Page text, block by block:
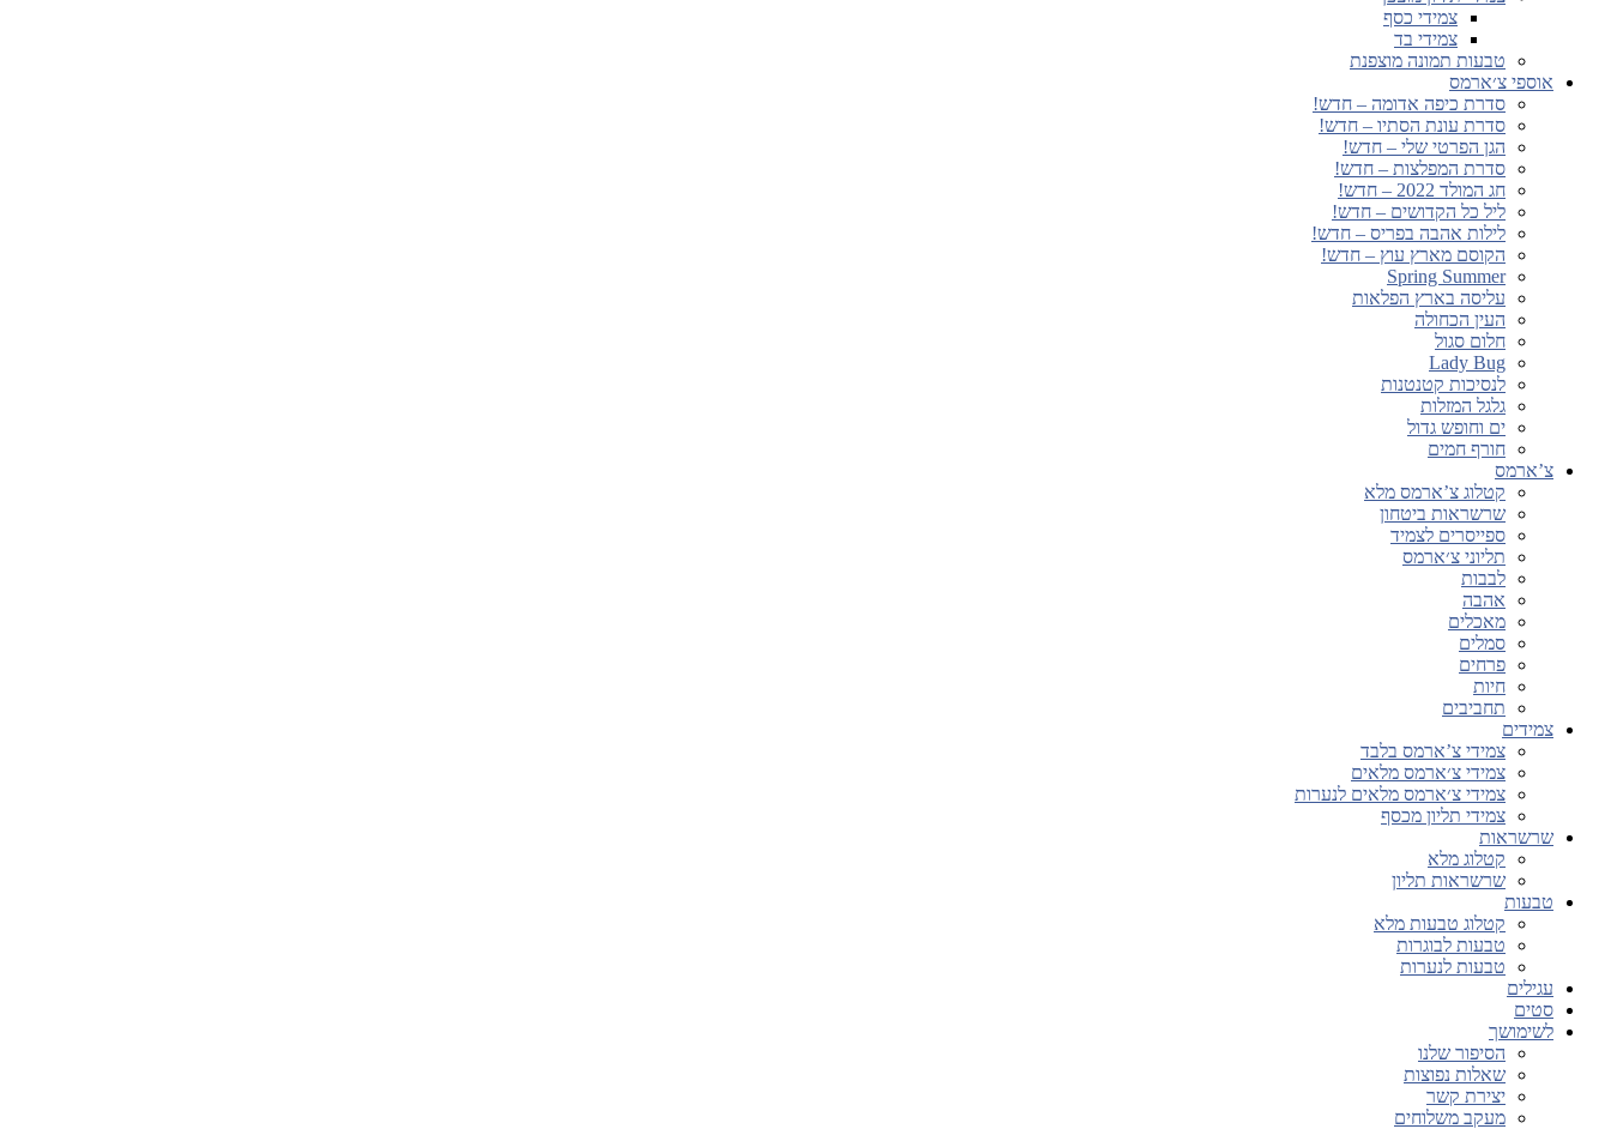
צמידי כסף
צמידי בד
טבעות תמונה מוצפנת
אוספי צ׳ארמס
סדרת כיפה אדומה – חדש!
סדרת עונת הסתיו – חדש!
הגן הפרטי שלי – חדש!
סדרת המפלצות – חדש!
חג המולד 2022 – חדש!
ליל כל הקדושים – חדש!
לילות אהבה בפריס – חדש!
הקוסם מארץ עוץ – חדש!
Spring Summer
עליסה בארץ הפלאות
העין הכחולה
חלום סגול
Lady Bug
לנסיכות קטנטנות
גלגל המזלות
ים וחופש גדול
חורף חמים
צ’ארמס
קטלוג צ’ארמס מלא
שרשראות ביטחון
ספייסרים לצמיד
תליוני צ׳ארמס
לבבות
אהבה
מאכלים
סמלים
פרחים
חיות
תחביבים
צמידים
צמידי צ’ארמס בלבד
צמידי צ׳ארמס מלאים
צמידי צ׳ארמס מלאים לנערות
צמידי תליון מכסף
שרשראות
קטלוג מלא
שרשראות תליון
טבעות
קטלוג טבעות מלא
טבעות לבוגרות
טבעות לנערות
עגילים
סטים
לשימושך
הסיפור שלנו
שאלות נפוצות
יצירת קשר
מעקב משלוחים